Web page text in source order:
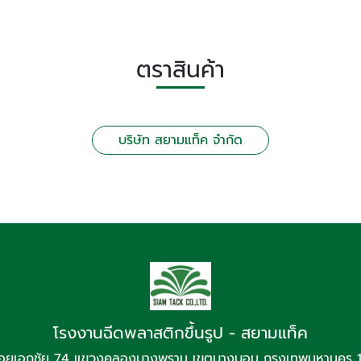
ตราสินค้า
บริษัท สยามแท็ค จำกัด
โรงงานฉีดพลาสติกขึ้นรูป - สยามแท็ค